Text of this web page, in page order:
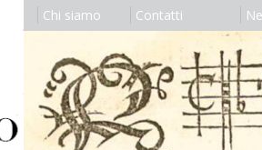
Chi siamo Contatti